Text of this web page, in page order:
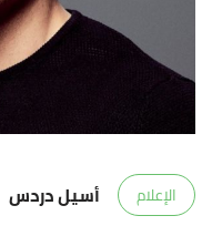
الإعلام
أسيل دردس